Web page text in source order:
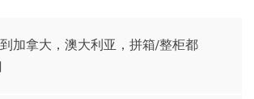
加拿大，澳大利亚，拼箱/整柜都